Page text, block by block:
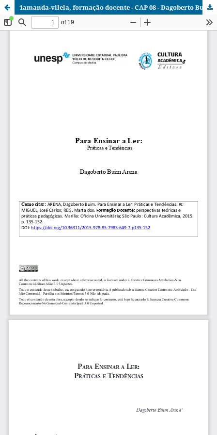
1amanda-vilela, formação docente - CAP 08 - Dagoberto Buim Arena.pdf